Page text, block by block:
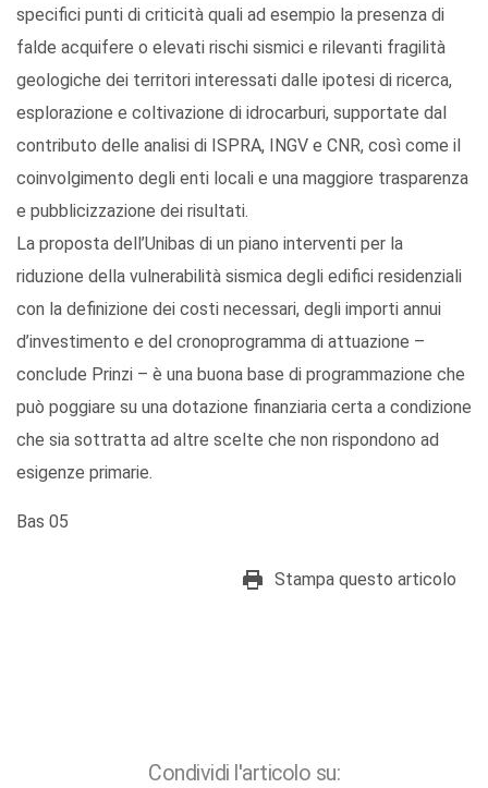
specifici punti di criticità quali ad esempio la presenza di
falde acquifere o elevati rischi sismici e rilevanti fragilità
geologiche dei territori interessati dalle ipotesi di ricerca,
esplorazione e coltivazione di idrocarburi, supportate dal
contributo delle analisi di ISPRA, INGV e CNR, così come il
coinvolgimento degli enti locali e una maggiore trasparenza
e pubblicizzazione dei risultati.
La proposta dell’Unibas di un piano interventi per la
riduzione della vulnerabilità sismica degli edifici residenziali
con la definizione dei costi necessari, degli importi annui
d’investimento e del cronoprogramma di attuazione –
conclude Prinzi – è una buona base di programmazione che
può poggiare su una dotazione finanziaria certa a condizione
che sia sottratta ad altre scelte che non rispondono ad
esigenze primarie.
Bas 05
Stampa questo articolo
Condividi l'articolo su: